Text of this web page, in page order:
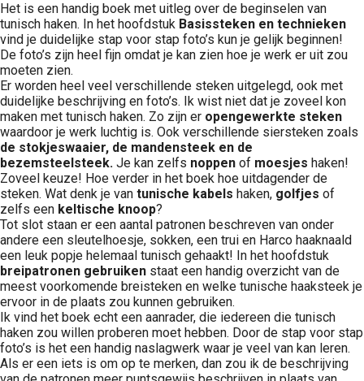
Het is een handig boek met uitleg over de beginselen van
tunisch haken. In het hoofdstuk Basissteken en technieken
vind je duidelijke stap voor stap foto’s kun je gelijk beginnen!
De foto’s zijn heel fijn omdat je kan zien hoe je werk er uit zou
moeten zien.
Er worden heel veel verschillende steken uitgelegd, ook met
duidelijke beschrijving en foto’s. Ik wist niet dat je zoveel kon
maken met tunisch haken. Zo zijn er opengewerkte steken
waardoor je werk luchtig is. Ook verschillende siersteken zoals
de stokjeswaaier, de mandensteek en de
bezemsteelsteek. Je kan zelfs noppen of moesjes haken!
Zoveel keuze! Hoe verder in het boek hoe uitdagender de
steken. Wat denk je van tunische kabels haken, golfjes of
zelfs een keltische knoop?
Tot slot staan er een aantal patronen beschreven van onder
andere een sleutelhoesje, sokken, een trui en Harco haaknaald
een leuk popje helemaal tunisch gehaakt! In het hoofdstuk
breipatronen gebruiken staat een handig overzicht van de
meest voorkomende breisteken en welke tunische haaksteek je
ervoor in de plaats zou kunnen gebruiken.
Ik vind het boek echt een aanrader, die iedereen die tunisch
haken zou willen proberen moet hebben. Door de stap voor stap
foto’s is het een handig naslagwerk waar je veel van kan leren.
Als er een iets is om op te merken, dan zou ik de beschrijving